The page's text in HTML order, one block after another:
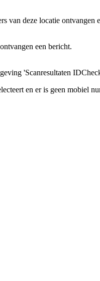
van deze locatie ontvangen
een bericht.
'Scanresultaten
en er is geen mobiel